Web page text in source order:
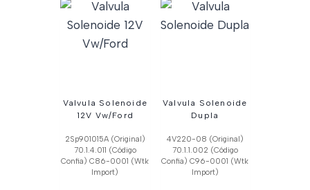
Valvula Solenoide
12V Vw/Ford
2Sp901015A (Original)
70.1.4.011 (Código
Confia) C86-0001 (Wtk
Import)
Valvula Solenoide
Dupla
4V220-08 (Original)
70.1.1.002 (Código
Confia) C96-0001 (Wtk
Import)